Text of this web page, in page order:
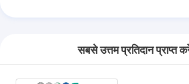
सबसे उत्तम प्रतिदान प्राप्त